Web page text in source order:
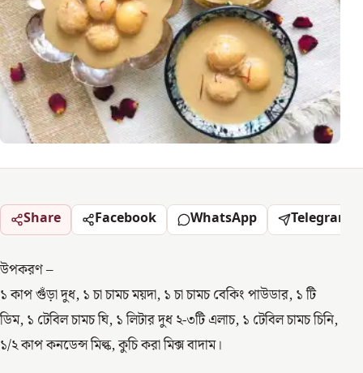
Share Facebook WhatsApp Telegram
উপকরণ –
১ কাপ গুঁড়া দুধ, ১ চা চামচ ময়দা, ১ চা চামচ বেকিং পাউডার, ১ টি
ডিম, ১ টেবিল চামচ ঘি, ১ লিটার দুধ ২-৩টি এলাচ, ১ টেবিল চামচ চিনি,
১/২ কাপ কনডেন্স মিল্ক, কুচি করা মিক্স বাদাম।